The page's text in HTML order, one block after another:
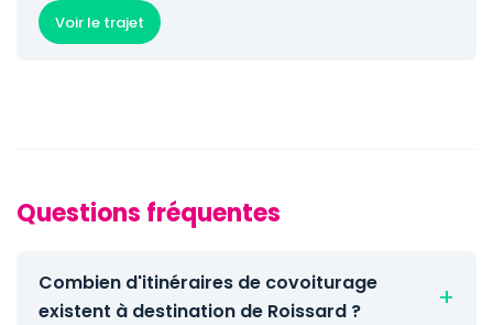
Voir le trajet
Questions fréquentes
Combien d'itinéraires de covoiturage
existent à destination de Roissard ?